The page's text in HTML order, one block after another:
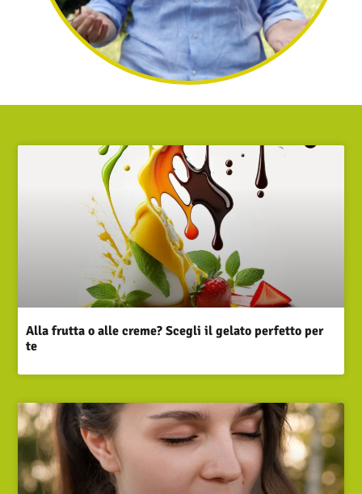
Alla frutta o alle creme? Scegli il gelato perfetto per
te